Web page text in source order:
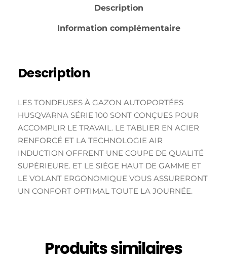
Description
Information complémentaire
Description
LES TONDEUSES À GAZON AUTOPORTÉES
HUSQVARNA SÉRIE 100 SONT CONÇUES POUR
ACCOMPLIR LE TRAVAIL. LE TABLIER EN ACIER
RENFORCÉ ET LA TECHNOLOGIE AIR
INDUCTION OFFRENT UNE COUPE DE QUALITÉ
SUPÉRIEURE. ET LE SIÈGE HAUT DE GAMME ET
LE VOLANT ERGONOMIQUE VOUS ASSURERONT
UN CONFORT OPTIMAL TOUTE LA JOURNÉE.
Produits similaires